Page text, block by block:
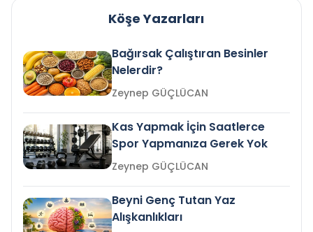
Köşe Yazarları
Bağırsak Çalıştıran Besinler
Nelerdir?
Zeynep GÜÇLÜCAN
Kas Yapmak İçin Saatlerce
Spor Yapmanıza Gerek Yok
Zeynep GÜÇLÜCAN
Beyni Genç Tutan Yaz
Alışkanlıkları